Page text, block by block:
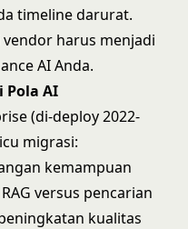
timeline darurat.
harus menjadi
AI Anda.
Pola AI
(di-deploy 2022-
migrasi:
kemampuan
versus pencarian
kualitas